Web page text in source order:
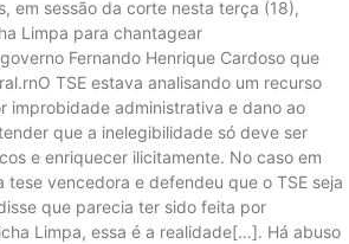
em sessão da corte nesta terça (18),
Limpa para chantagear
Fernando Henrique Cardoso que
TSE estava analisando um recurso
improbidade administrativa e dano ao
que a inelegibilidade só deve ser
e enriquecer ilicitamente. No caso em
vencedora e defendeu que o TSE seja
que parecia ter sido feita por
Limpa, essa é a realidade[…]. Há abuso